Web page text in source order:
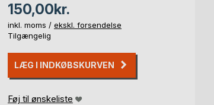
150,00kr.
inkl. moms / ekskl. forsendelse
Tilgængelig
LÆG I INDKØBSKURVEN
Føj til ønskeliste